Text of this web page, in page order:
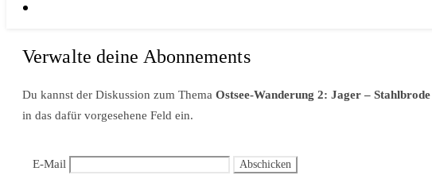
Verwalte deine Abonnements
Du kannst der Diskussion zum Thema Ostsee-Wanderung 2: Jager – Stahlbrode
in das dafür vorgesehene Feld ein.
E-Mail